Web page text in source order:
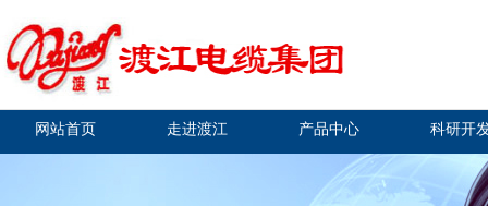
网站首页 走进渡江 产品中心 科研开